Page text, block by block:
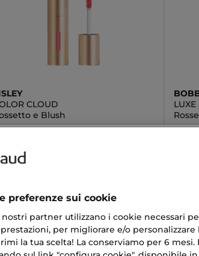
CLOUD
e Blush
LUXE
Lip Plump Lip
Crema Duo
preferenze sui cookie
partner utilizzano i cookie necessari
per migliorare e/o
la tua scelta! La conserviamo per 6